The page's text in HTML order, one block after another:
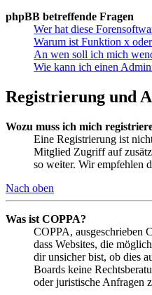
phpBB betreffende Fragen
Wer hat diese
Warum ist Funktion x
An wen soll ich mich
Wie kann ich einen
Registrierung und
Wozu muss ich mich
Eine Registrierung ist
Mitglied Zugriff auf
so weiter. Wir empfehlen
Nach oben
Was ist COPPA?
COPPA, ausgeschrieben
dass Websites, die
dir unsicher bist, ob dies
Boards keine
oder juristische Anfragen